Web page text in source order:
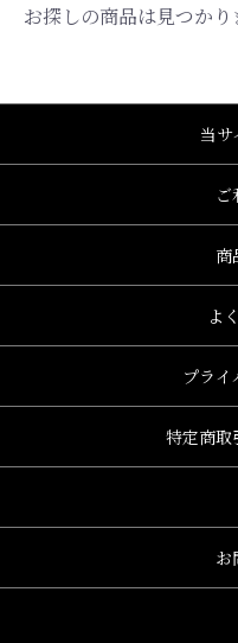
お探しの商品は見つか
当サ
ご
商
よ
プラ
特定商取
お